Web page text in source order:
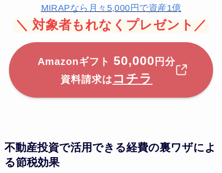
MIRAPなら月々5,000円で資産1億
＼ 対象者もれなくプレゼント／
Amazonギフト 50,000 円分
資料請求は コチラ
不動産投資で活用できる経費の裏ワザによ
る節税効果